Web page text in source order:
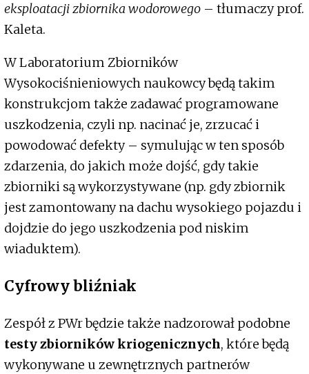
eksploatacji zbiornika wodorowego – tłumaczy prof.
Kaleta.
W Laboratorium Zbiorników
Wysokociśnieniowych naukowcy będą takim
konstrukcjom także zadawać programowane
uszkodzenia, czyli np. nacinać je, zrzucać i
powodować defekty – symulując w ten sposób
zdarzenia, do jakich może dojść, gdy takie
zbiorniki są wykorzystywane (np. gdy zbiornik
jest zamontowany na dachu wysokiego pojazdu i
dojdzie do jego uszkodzenia pod niskim
wiaduktem).
Cyfrowy bliźniak
Zespół z PWr będzie także nadzorował podobne
testy zbiorników kriogenicznych, które będą
wykonywane u zewnętrznych partnerów